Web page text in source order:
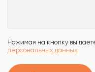
Нажимая на кнопку вы
персональных данных